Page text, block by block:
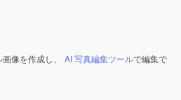
像を作成し、 AI 写真編集ツールで編集で